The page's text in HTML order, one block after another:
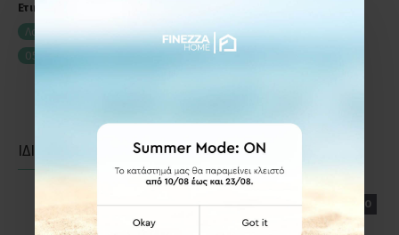
Ετικέτες:
Λαβίτσα 05.80 Viometale Μπεζ Δέρμα-Νίκελ Ματ 128mm
05.80B
ΙΔΙΑΣ ΚΑΤΗΓΟΡΙΑΣ ΙΔΙΑΣ ΕΤΑΙΡΕΙΑΣ
ΕΤΟΙΜΟΠΑΡΑΔΟΤΟ